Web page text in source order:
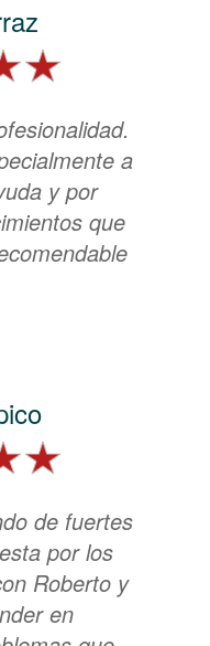
a
y por
que
de fuertes
por los
Roberto y
en